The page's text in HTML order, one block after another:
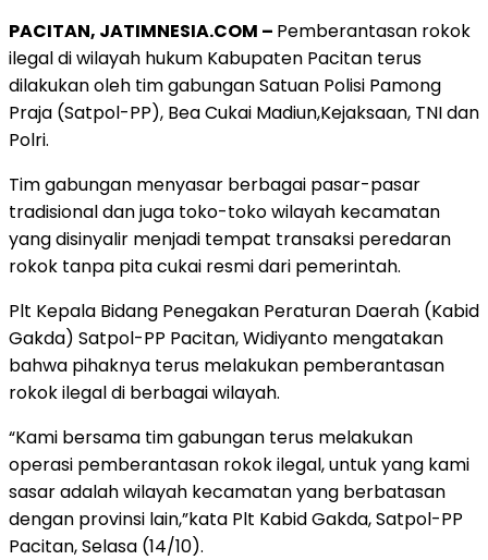
PACITAN, JATIMNESIA.COM – Pemberantasan rokok
ilegal di wilayah hukum Kabupaten Pacitan terus
dilakukan oleh tim gabungan Satuan Polisi Pamong
Praja (Satpol-PP), Bea Cukai Madiun,Kejaksaan, TNI dan
Polri.
Tim gabungan menyasar berbagai pasar-pasar
tradisional dan juga toko-toko wilayah kecamatan
yang disinyalir menjadi tempat transaksi peredaran
rokok tanpa pita cukai resmi dari pemerintah.
Plt Kepala Bidang Penegakan Peraturan Daerah (Kabid
Gakda) Satpol-PP Pacitan, Widiyanto mengatakan
bahwa pihaknya terus melakukan pemberantasan
rokok ilegal di berbagai wilayah.
“Kami bersama tim gabungan terus melakukan
operasi pemberantasan rokok ilegal, untuk yang kami
sasar adalah wilayah kecamatan yang berbatasan
dengan provinsi lain,”kata Plt Kabid Gakda, Satpol-PP
Pacitan, Selasa (14/10).